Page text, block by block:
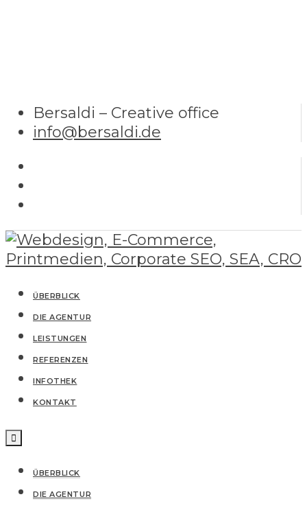
Bersaldi – Creative office
info@bersaldi.de
ÜBERBLICK
DIE AGENTUR
LEISTUNGEN
REFERENZEN
IN­FO­THEK
KONTAKT
ÜBERBLICK
DIE AGENTUR